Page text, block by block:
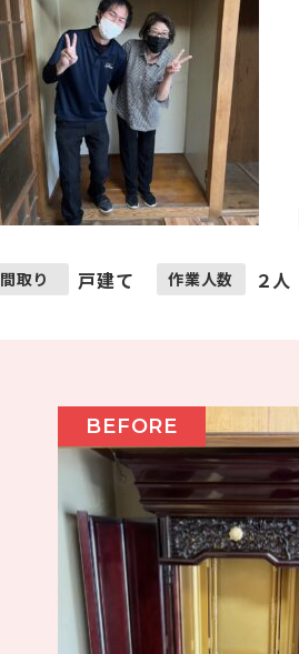
間取り 戸建て 作業人数 ２人